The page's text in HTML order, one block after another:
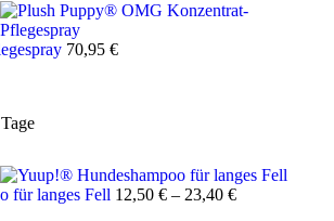
70,95 €
für langes Fell 12,50 € – 23,40 €